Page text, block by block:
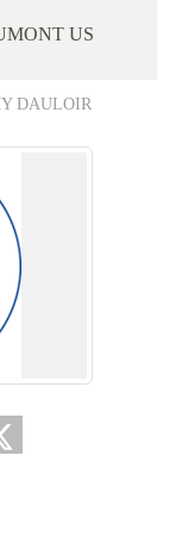
US
DAULOIR